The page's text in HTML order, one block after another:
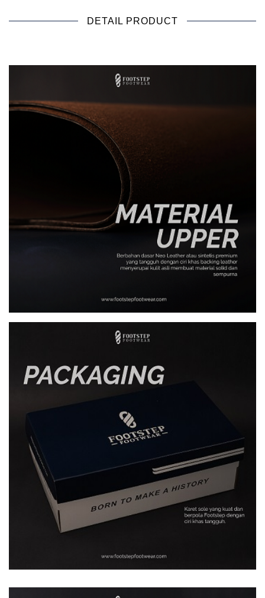
DETAIL PRODUCT